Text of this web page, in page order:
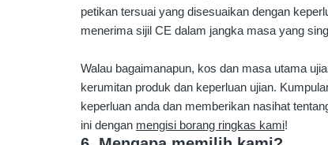
petikan tersuai yang disesuaikan dengan
menerima sijil CE dalam jangka masa yang
Walau bagaimanapun, kos dan masa utama
kerumitan produk dan keperluan ujian.
keperluan anda dan memberikan nasihat
ini dengan mengisi borang ringkas kami!